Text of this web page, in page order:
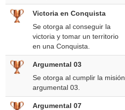
Victoria en Conquista
Se otorga al conseguir la
victoria y tomar un territorio
en una Conquista.
Argumental 03
Se otorga al cumplir la misión
argumental 03.
Argumental 07